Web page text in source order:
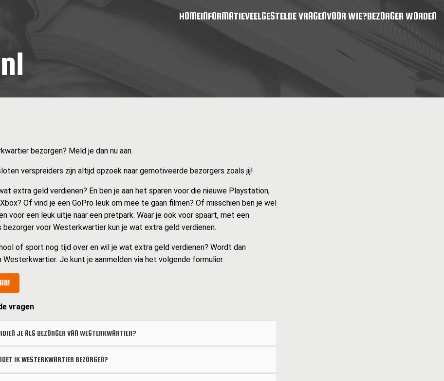
HOMEINFORMATIEVEELGESTELDE VRAGENVOOR WIE?BEZORGER WORDEN
bezorgen? Meld je dan nu aan.
verspreiders zijn altijd opzoek naar gemotiveerde bezorgers zoals jij!
extra geld verdienen? En ben je aan het sparen voor die nieuwe Playstation,
Of vind je een GoPro leuk om mee te gaan filmen? Of misschien ben je wel
voor een leuk uitje naar een pretpark. Waar je ook voor spaart, met een
bezorger voor Westerkwartier kun je wat extra geld verdienen.
of sport nog tijd over en wil je wat extra geld verdienen? Wordt dan
Westerkwartier. Je kunt je aanmelden via het volgende formulier.
vragen
JE ALS BEZORGER VAN WESTERKWARTIER?
IK WESTERKWARTIER BEZORGEN?